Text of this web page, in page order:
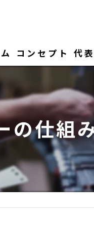
コンセプト 代
の仕組